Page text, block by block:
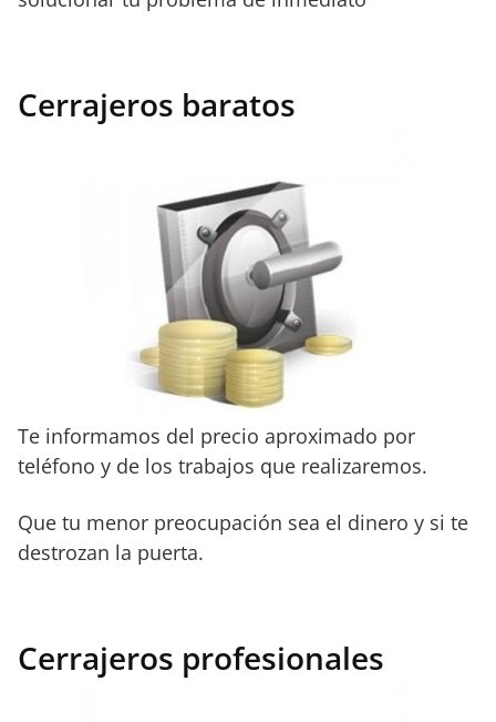
Cerrajeros baratos
Te informamos del precio aproximado por
teléfono y de los trabajos que realizaremos.
Que tu menor preocupación sea el dinero y si te
destrozan la puerta.
Cerrajeros profesionales